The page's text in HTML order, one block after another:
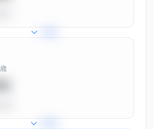
歳